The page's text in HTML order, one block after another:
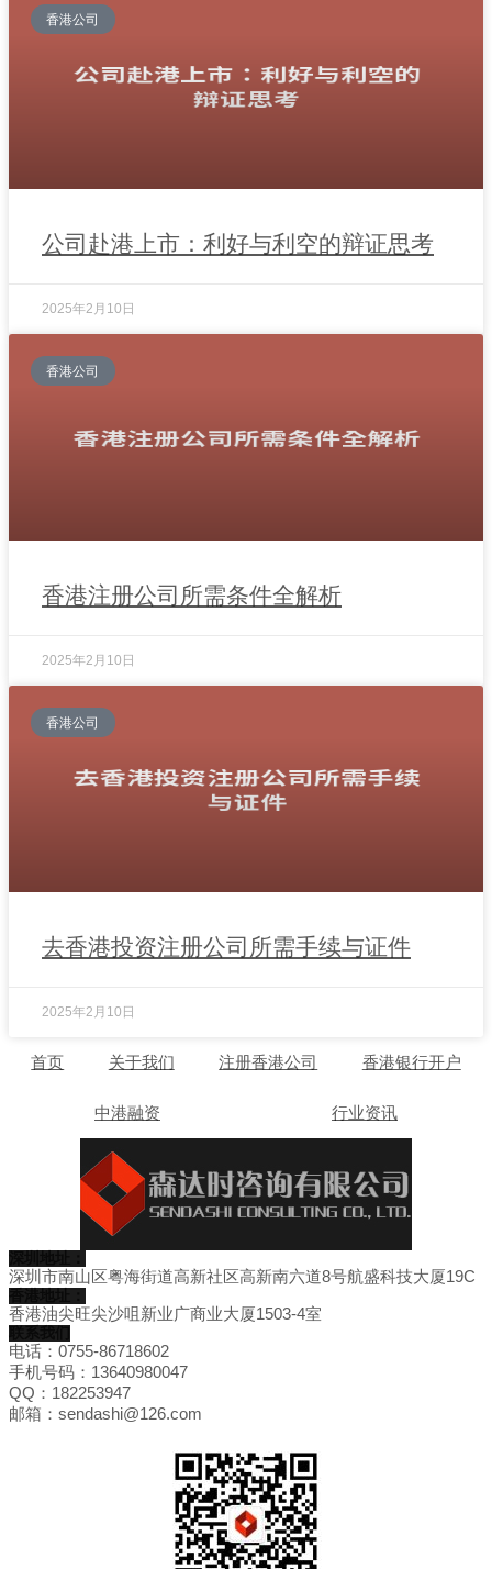
香港公司
公司赴港上市：利好与利空的辩证思考
2025年2月10日
香港公司
香港注册公司所需条件全解析
2025年2月10日
香港公司
去香港投资注册公司所需手续与证件
2025年2月10日
首页 关于我们 注册香港公司 香港银行开户
中港融资 行业资讯
深圳市南山区粤海街道高新社区高新南六道8号航盛科技大厦19C
香港油尖旺尖沙咀新业广商业大厦1503-4室
电话：0755-86718602
手机号码：13640980047
QQ：182253947
邮箱：sendashi@126.com